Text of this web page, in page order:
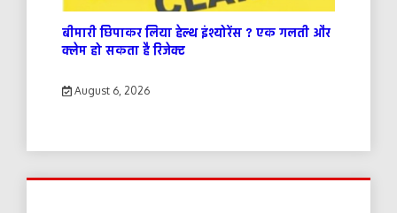
बीमारी छिपाकर लिया हेल्थ इंश्योरेंस ? एक गलती और
क्लेम हो सकता है रिजेक्ट
August 6, 2026